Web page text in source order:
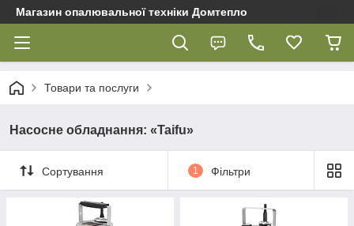
Магазин опалювальної техніки Домтепло
Товари та послуги
Насосне обладнання: «Taifu»
Сортування 1 Фільтри